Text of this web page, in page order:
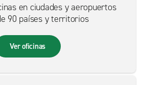
en ciudades y aeropuertos
90 países y territorios
Ver oficinas